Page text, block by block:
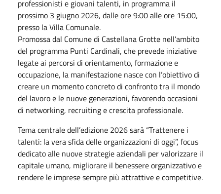
professionisti e giovani talenti, in programma il
prossimo 3 giugno 2026, dalle ore 9:00 alle ore 15:00,
presso la Villa Comunale.
Promossa dal Comune di Castellana Grotte nell’ambito
del programma Punti Cardinali, che prevede iniziative
legate ai percorsi di orientamento, formazione e
occupazione, la manifestazione nasce con l’obiettivo di
creare un momento concreto di confronto tra il mondo
del lavoro e le nuove generazioni, favorendo occasioni
di networking, recruiting e crescita professionale.
Tema centrale dell’edizione 2026 sarà “Trattenere i
talenti: la vera sfida delle organizzazioni di oggi”, focus
dedicato alle nuove strategie aziendali per valorizzare il
capitale umano, migliorare il benessere organizzativo e
rendere le imprese sempre più attrattive e competitive.